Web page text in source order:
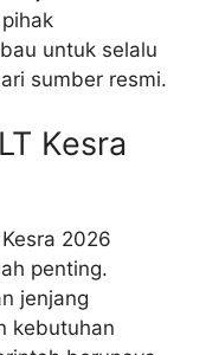
untuk selalu
sumber resmi.
Kesra
2026
penting.
jenjang
kebutuhan